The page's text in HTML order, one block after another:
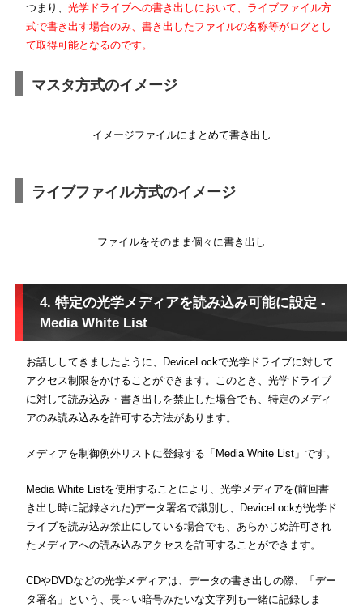
つまり、 光学ドライブへの書き出しにおいて、ライブファイル方
式で書き出す場合のみ、書き出したファイルの名称等がログとし
て取得可能となるのです。
マスタ方式のイメージ
イメージファイルにまとめて書き出し
ライブファイル方式のイメージ
ファイルをそのまま個々に書き出し
4. 特定の光学メディアを読み込み可能に設定 -
Media White List
お話ししてきましたように、DeviceLockで光学ドライブに対して
アクセス制限をかけることができます。このとき、光学ドライブ
に対して読み込み・書き出しを禁止した場合でも、特定のメディ
アのみ読み込みを許可する方法があります。
メディアを制御例外リストに登録する「Media White List」です。
Media White Listを使用することにより、光学メディアを(前回書
き出し時に記録された)データ署名で識別し、DeviceLockが光学ド
ライブを読み込み禁止にしている場合でも、あらかじめ許可され
たメディアへの読み込みアクセスを許可することができます。
CDやDVDなどの光学メディアは、データの書き出しの際、「デー
タ署名」という、長～い暗号みたいな文字列も一緒に記録しま